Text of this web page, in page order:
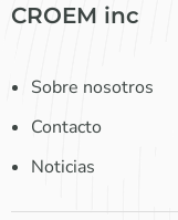
CROEM inc
Sobre nosotros
Contacto
Noticias